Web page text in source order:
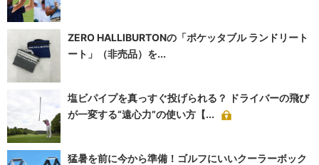
ZERO HALLIBURTONの「ポケッタブル ランドリート
ート」（非売品）を...
塩ビパイプを真っすぐ投げられる？ ドライバーの飛び
が一変する“遠心力”の使い方【...
猛暑を前に今から準備！ゴルフにいいクーラーボック